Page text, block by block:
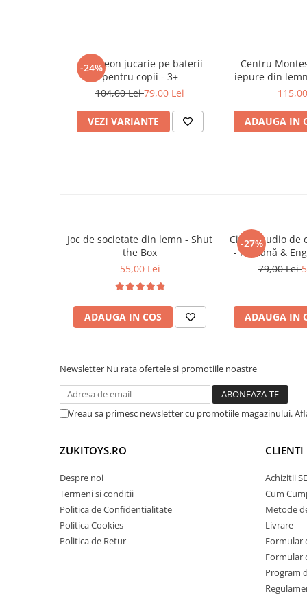
Oferă un mod distractiv de a explora
🎯Ideal pentru:
Copii 3+ ani care doresc să experimenteze
„cânte”
-24%
Acordeon jucarie pe baterii
pentru copii - 3+
104,00 Lei79,00 Lei
VEZI VARIANTE
Centru
iepure din
joc cu
ADAUGA IN
Joc de societate din lemn - Shut
the Box
55,00 Lei
ADAUGA IN COS
-27%
Cititor audio de
- Română &
(224 carduri /
79,00 Lei
ADAUGA IN
Newsletter Nu rata ofertele si promotiile noastre
Vreau sa primesc newsletter cu promotiile magazinului.
ZUKITOYS.RO
Despre noi
Termeni si conditii
Politica de Confidentialitate
Politica Cookies
Politica de Retur
CLIENTI
Achizitii
Cum
Metode
Livrare
Formular
Formular
Program